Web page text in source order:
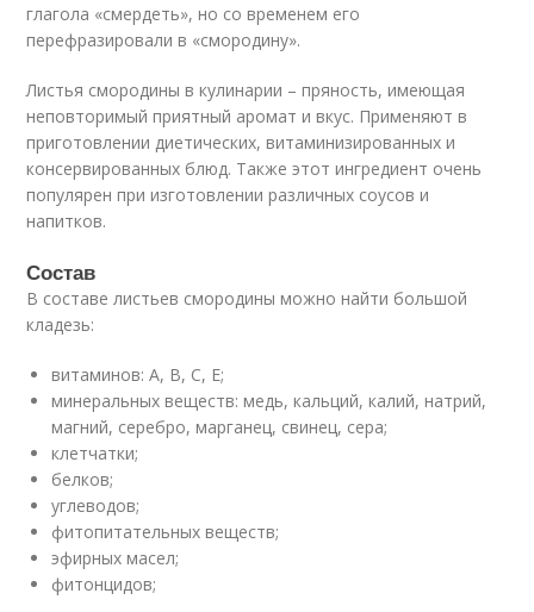
глагола «смердеть», но со временем его
перефразировали в «смородину».
Листья смородины в кулинарии – пряность, имеющая
неповторимый приятный аромат и вкус. Применяют в
приготовлении диетических, витаминизированных и
консервированных блюд. Также этот ингредиент очень
популярен при изготовлении различных соусов и
напитков.
Состав
В составе листьев смородины можно найти большой
кладезь:
витаминов: А, В, С, Е;
минеральных веществ: медь, кальций, калий, натрий,
магний, серебро, марганец, свинец, сера;
клетчатки;
белков;
углеводов;
фитопитательных веществ;
эфирных масел;
фитонцидов;